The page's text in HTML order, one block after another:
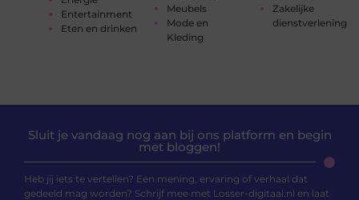
Entertainment
Eten en drinken
Meubels
Mode en
Kleding
Zakelijke
dienstverlening
Sluit je vandaag nog aan bij ons platform en begin
met bloggen!
Heb jij iets te vertellen? Een mening, ervaring of verhaal dat
gedeeld mag worden? Schrijf mee met Losser-digitaal.nl en laat